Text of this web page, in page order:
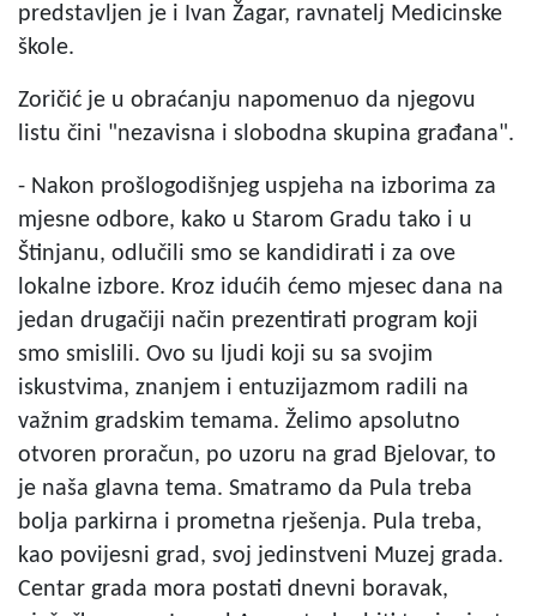
predstavljen je i Ivan Žagar, ravnatelj Medicinske
škole.
Zoričić je u obraćanju napomenuo da njegovu
listu čini "nezavisna i slobodna skupina građana".
- Nakon prošlogodišnjeg uspjeha na izborima za
mjesne odbore, kako u Starom Gradu tako i u
Štinjanu, odlučili smo se kandidirati i za ove
lokalne izbore. Kroz idućih ćemo mjesec dana na
jedan drugačiji način prezentirati program koji
smo smislili. Ovo su ljudi koji su sa svojim
iskustvima, znanjem i entuzijazmom radili na
važnim gradskim temama. Želimo apsolutno
otvoren proračun, po uzoru na grad Bjelovar, to
je naša glavna tema. Smatramo da Pula treba
bolja parkirna i prometna rješenja. Pula treba,
kao povijesni grad, svoj jedinstveni Muzej grada.
Centar grada mora postati dnevni boravak,